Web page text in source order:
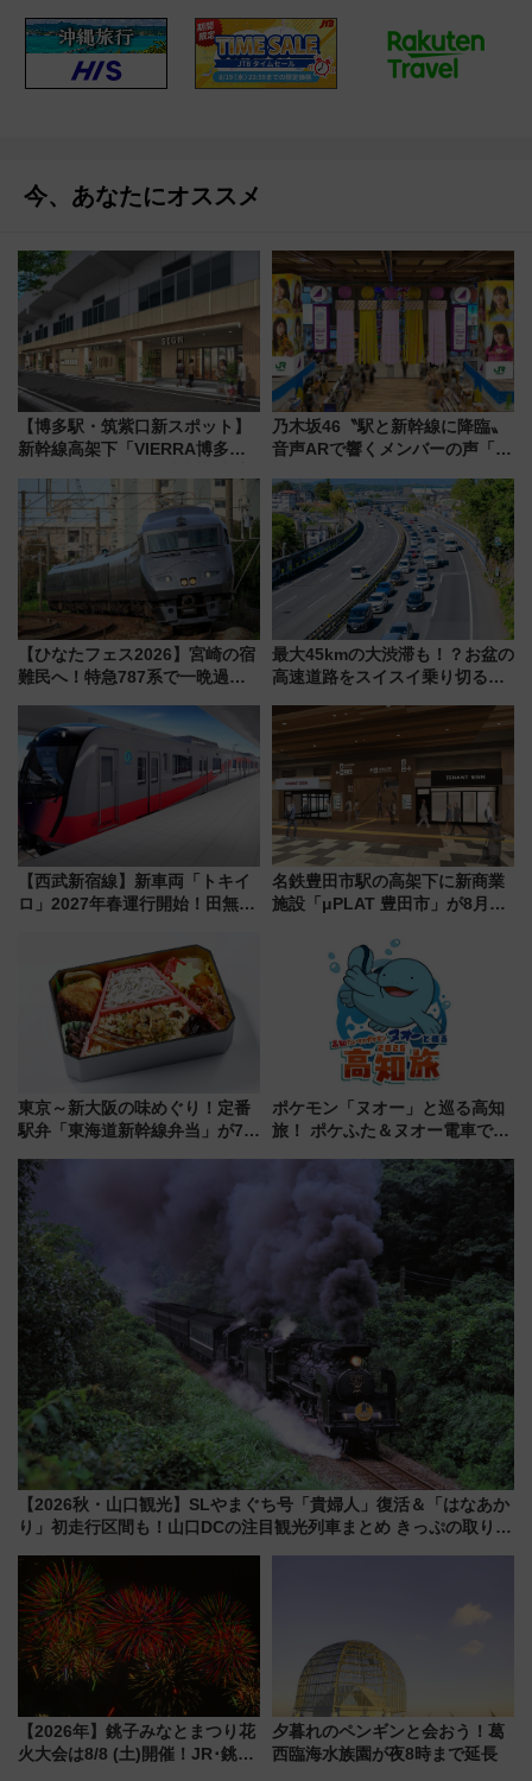
今、あなたにオススメ
【博多駅・筑紫口新スポット】
新幹線高架下「VIERRA博多テ
など注目の全6店舗 「博多活憩
通り」も一新
乃木坂46〝駅と新幹線に降臨〟
音声ARで響くメンバーの声「真
【ひなたフェス2026】宮崎の宿
難民へ！特急787系で一晩過ご
ローおひさま」が救世主に？
最大45kmの大渋滞も！？お盆の
高速道路をスイスイ乗り切る快
【西武新宿線】新車両「トキイ
ロ」2027年春運行開始！田無・
名鉄豊田市駅の高架下に新商業
施設「μPLAT 豊田市」が8月26
たな玄関口へ
東京～新大阪の味めぐり！定番
駅弁「東海道新幹線弁当」が7月
ポケモン「ヌオー」と巡る高知
旅！ ポケふた＆ヌオー電車で楽
路の絶景と絶品グルメを満喫！
（7月18日スタート）
【2026秋・山口観光】SLやまぐち号「貴婦人」復活＆「はなあか
り」初走行区間も！山口DCの注目観光列車まとめ きっぷの取り方
【2026年】銚子みなとまつり花
火大会は8/8 (土)開催！JR･銚子
夕暮れのペンギンと会おう！葛
西臨海水族園が夜8時まで延長